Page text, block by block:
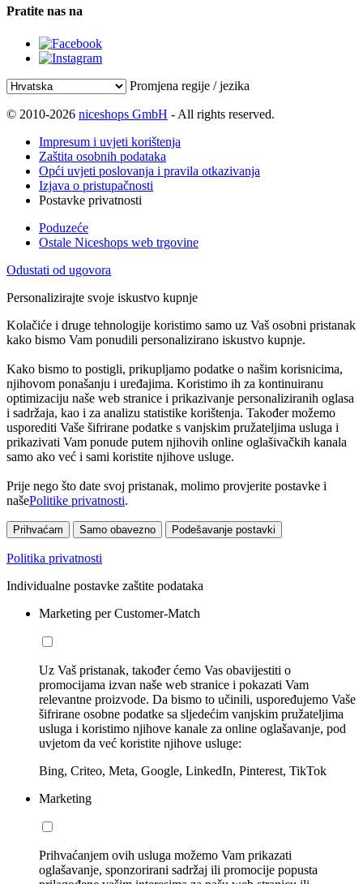
Pratite nas na
Promjena regije / jezika
© 2010-2026 niceshops GmbH - All rights reserved.
Impresum i uvjeti korištenja
Zaštita osobnih podataka
Opći uvjeti poslovanja i pravila otkazivanja
Izjava o pristupačnosti
Postavke privatnosti
Poduzeće
Ostale Niceshops web trgovine
Odustati od ugovora
Personalizirajte svoje iskustvo kupnje
Kolačiće i druge tehnologije koristimo samo uz Vaš osobni pristanak
kako bismo Vam ponudili personalizirano iskustvo kupnje.
Kako bismo to postigli, prikupljamo podatke o našim korisnicima,
njihovom ponašanju i uređajima. Koristimo ih za kontinuiranu
optimizaciju naše web stranice i prikazivanje personaliziranih oglasa
i sadržaja, kao i za analizu statistike korištenja. Također možemo
usporediti Vaše šifrirane podatke s vanjskim pružateljima usluga i
prikazivati Vam ponude putem njihovih online oglašivačkih kanala
samo ako već i sami koristite njihove usluge.
Prije nego što date svoj pristanak, molimo provjerite postavke i
našePolitike privatnosti.
Prihvaćam Samo obavezno Podešavanje postavki
Politika privatnosti
Individualne postavke zaštite podataka
Marketing per Customer-Match
Uz Vaš pristanak, također ćemo Vas obavijestiti o
promocijama izvan naše web stranice i pokazati Vam
relevantne proizvode. Da bismo to učinili, uspoređujemo Vaše
šifrirane osobne podatke sa sljedećim vanjskim pružateljima
usluga i koristimo njihove kanale za online oglašavanje, pod
uvjetom da već koristite njihove usluge:
Bing, Criteo, Meta, Google, LinkedIn, Pinterest, TikTok
Marketing
Prihvaćanjem ovih usluga možemo Vam prikazati
oglašavanje, sponzorirani sadržaj ili promocije popusta